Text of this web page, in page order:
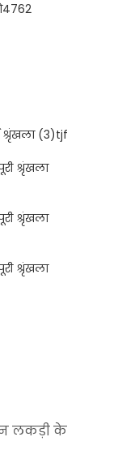
लकड़ी के